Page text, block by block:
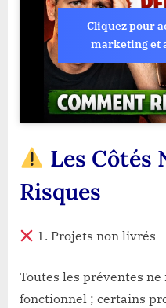
Cliquez pour
marketing et
Les Côtés
Risques
1. Projets non livrés
Toutes les préventes
fonctionnel ; certains